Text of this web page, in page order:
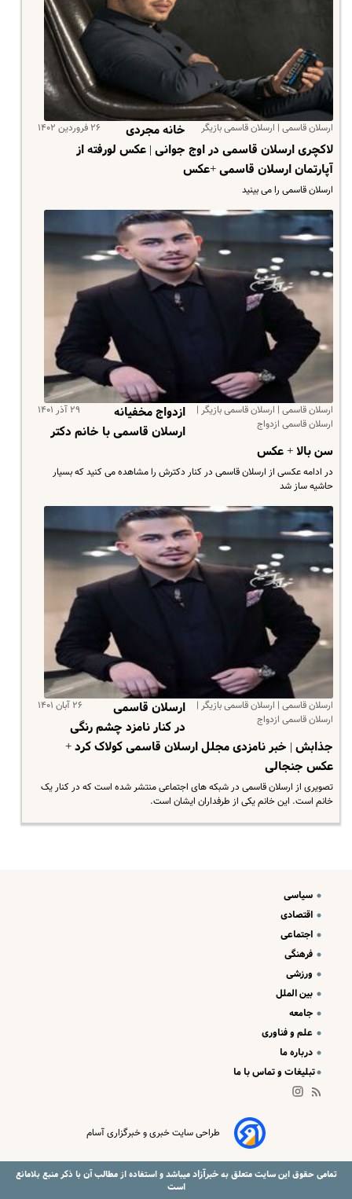
ارسلان قاسمی | ارسلان قاسمی بازیگر ۲۶ فروردین ۱۴۰۲
خانه مجردی
لاکچری ارسلان قاسمی در اوج جوانی | عکس لورفته از
آپارتمان ارسلان قاسمی +عکس
ارسلان قاسمی را می بینید
ارسلان قاسمی | ارسلان قاسمی بازیگر |
ارسلان قاسمی ازدواج
۲۹ آذر ۱۴۰۱
ازدواج مخفیانه
ارسلان قاسمی با خانم دکتر
سن بالا + عکس
در ادامه عکسی از ارسلان قاسمی در کنار دکترش را مشاهده می کنید که بسیار
حاشیه ساز شد
ارسلان قاسمی | ارسلان قاسمی بازیگر |
ارسلان قاسمی ازدواج
۲۶ آبان ۱۴۰۱
ارسلان قاسمی
در کنار نامزد چشم رنگی
جذابش | خبر نامزدی مجلل ارسلان قاسمی کولاک کرد +
عکس جنجالی
تصویری از ارسلان قاسمی در شبکه های اجتماعی منتشر شده است که در کنار یک
خانم است. این خانم یکی از طرفداران ایشان است.
سیاسی
اقتصادی
اجتماعی
فرهنگی
ورزشی
بین الملل
جامعه
علم و فناوری
درباره ما
تبلیغات و تماس با ما
طراحی سایت خبری و خبرگزاری آسام
تمامی حقوق این سایت متعلق بهخبرآزادمیباشد و استفاده از مطالب آن با ذکر منبع بلامانع
است